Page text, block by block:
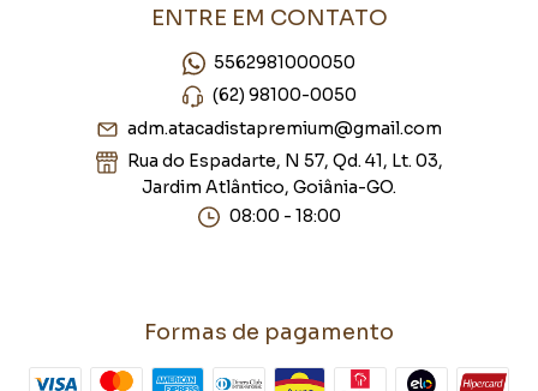
ENTRE EM CONTATO
5562981000050
(62) 98100-0050
adm.atacadistapremium@gmail.com
Rua do Espadarte, N 57, Qd. 41, Lt. 03,
Jardim Atlântico, Goiânia-GO.
08:00 - 18:00
Formas de pagamento